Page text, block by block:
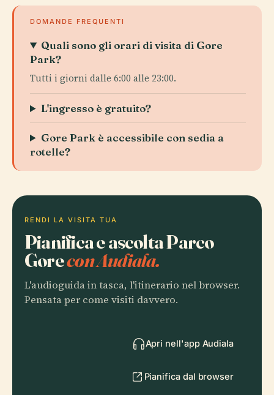
DOMANDE FREQUENTI
Quali sono gli orari di visita di Gore
Park?
Tutti i giorni dalle 6:00 alle 23:00.
L'ingresso è gratuito?
Gore Park è accessibile con sedia a
rotelle?
RENDI LA VISITA TUA
Pianifica e ascolta Parco
Gorecon Audiala.
L'audioguida in tasca, l'itinerario nel browser.
Pensata per come visiti davvero.
Apri nell'app Audiala
Pianifica dal browser